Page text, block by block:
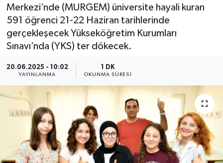
Merkezi’nde (MURGEM) üniversite hayali kuran
591 öğrenci 21-22 Haziran tarihlerinde
gerçekleşecek Yükseköğretim Kurumları
Sınavı’nda (YKS) ter dökecek.
20.06.2025 - 10:02
YAYINLANMA
1 DK
OKUNMA SÜRESI